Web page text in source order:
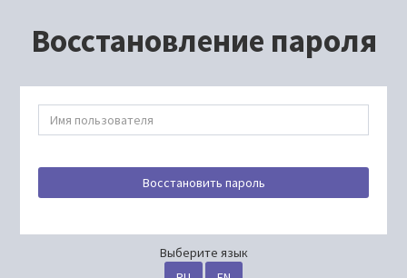
Восстановление пароля
Восстановить пароль
Выберите язык